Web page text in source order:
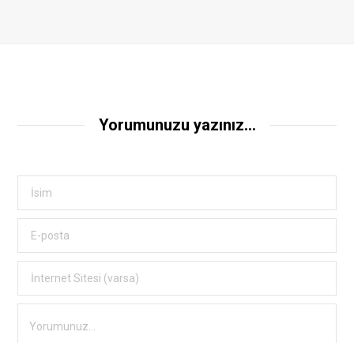
Yorumunuzu yazınız...